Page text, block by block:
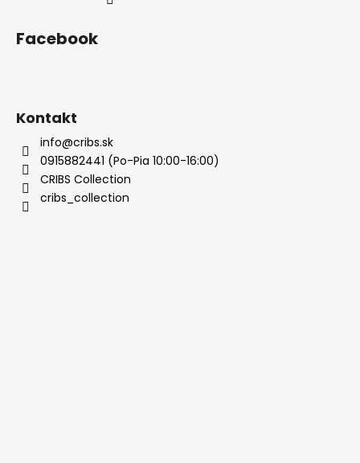
Facebook
Kontakt
info@cribs.sk
0915882441 (Po-Pia 10:00-16:00)
CRIBS Collection
cribs_collection